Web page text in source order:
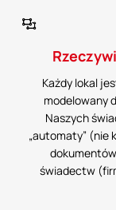
Każdy lokal
modelowany
Naszych
„automaty” (nie
świadectw